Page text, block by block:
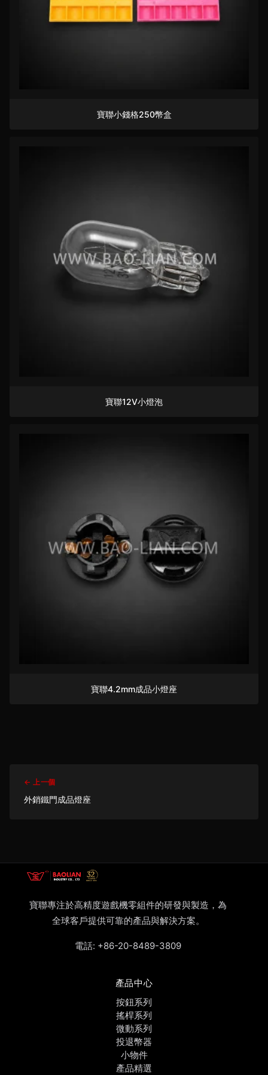
寶聯小錢格250幣盒
寶聯12V小燈泡
寶聯4.2mm成品小燈座
← 上一個
外銷鐵門成品燈座
寶聯專注於高精度遊戲機零組件的研發與製造，為
全球客戶提供可靠的產品與解決方案。
電話: +86-20-8489-3809
產品中心
按鈕系列
搖桿系列
微動系列
投退幣器
小物件
產品精選